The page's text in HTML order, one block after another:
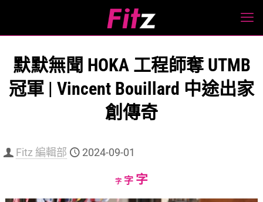
默默無聞 HOKA 工程師奪 UTMB
冠軍 | Vincent Bouillard 中途出家
創傳奇
Fitz 編輯部 2024-09-01
字Decrease
字Reset
字Increase